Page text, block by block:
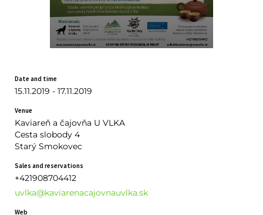
Date and time
15.11.2019 - 17.11.2019
Venue
Kaviareň a čajovňa U VLKA
Cesta slobody 4
Starý Smokovec
Sales and reservations
+421908704412
uvlka@kaviarenacajovnauvlka.sk
Web